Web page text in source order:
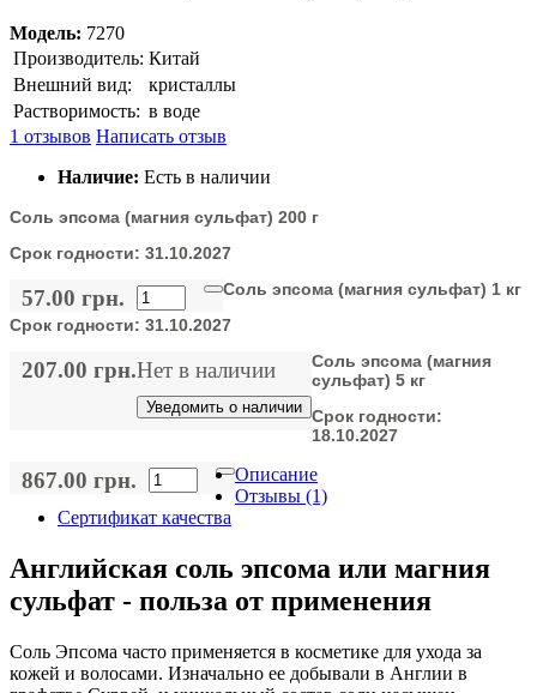
Модель: 7270
Производитель: Китай
Внешний вид:
кристаллы
Растворимость: в воде
1 отзывов Написать отзыв
Наличие: Есть в наличии
Соль эпсома (магния сульфат) 200 г
Срок годности: 31.10.2027
57.00 грн.
Соль эпсома (магния сульфат) 1 кг
Срок годности: 31.10.2027
207.00 грн.Нет в наличии
Уведомить о наличии
Соль эпсома (магния
сульфат) 5 кг
Срок годности:
18.10.2027
867.00 грн.
Описание
Отзывы (1)
Сертификат качества
Английская соль эпсома или магния
сульфат - польза от применения
Соль Эпсома часто применяется в косметике для ухода за
кожей и волосами. Изначально ее добывали в Англии в